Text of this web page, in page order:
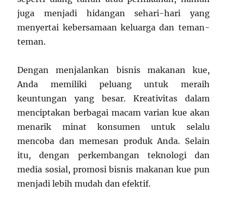
juga menjadi hidangan sehari-hari yang
menyertai kebersamaan keluarga dan teman-
teman.
Dengan menjalankan bisnis makanan kue,
Anda memiliki peluang untuk meraih
keuntungan yang besar. Kreativitas dalam
menciptakan berbagai macam varian kue akan
menarik minat konsumen untuk selalu
mencoba dan memesan produk Anda. Selain
itu, dengan perkembangan teknologi dan
media sosial, promosi bisnis makanan kue pun
menjadi lebih mudah dan efektif.